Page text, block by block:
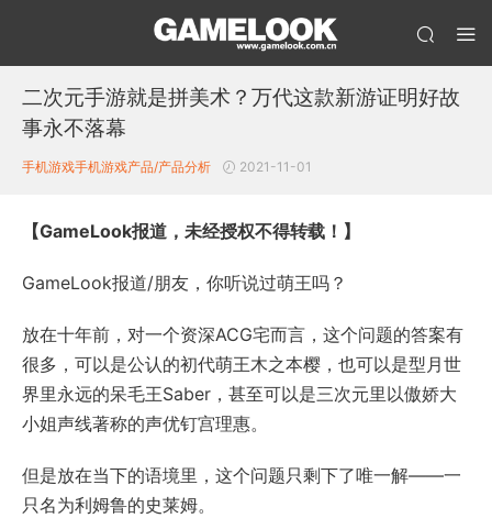
二次元手游就是拼美术？万代这款新游证明好故
事永不落幕
手机游戏手机游戏产品/产品分析 2021-11-01
【GameLook报道，未经授权不得转载！】
GameLook报道/朋友，你听说过萌王吗？
放在十年前，对一个资深ACG宅而言，这个问题的答案有
很多，可以是公认的初代萌王木之本樱，也可以是型月世
界里永远的呆毛王Saber，甚至可以是三次元里以傲娇大
小姐声线著称的声优钉宫理惠。
但是放在当下的语境里，这个问题只剩下了唯一解——一
只名为利姆鲁的史莱姆。